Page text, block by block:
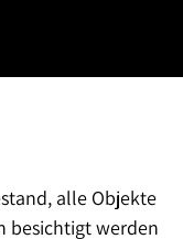
alle Objekte
besichtigt werden